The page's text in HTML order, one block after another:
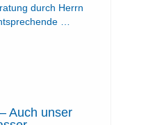
durch Herrn
…
Auch unser